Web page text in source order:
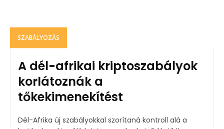
SZABÁLYOZÁS
A dél-afrikai kriptoszabályok
korlátoznák a
tőkekimenekítést
Dél-Afrika új szabályokkal szorítaná kontroll alá a